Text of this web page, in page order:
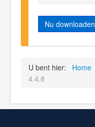
Nu downloaden
U bent hier: Home
4.4.8